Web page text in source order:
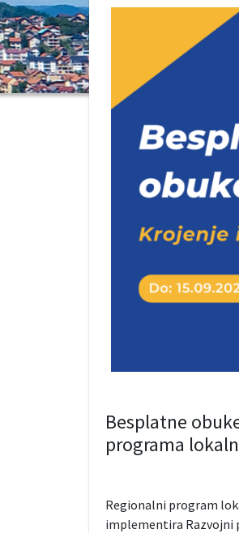
Besplatne
programa
Regionalni program
implementira Razvojni